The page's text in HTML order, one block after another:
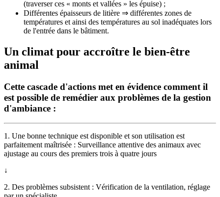
(traverser ces « monts et vallées » les épuise) ;
Différentes épaisseurs de litière ⇒ différentes zones de
températures et ainsi des températures au sol inadéquates lors
de l'entrée dans le bâtiment.
Un climat pour accroître le bien-être
animal
Cette cascade d'actions met en évidence comment il
est possible de remédier aux problèmes de la gestion
d'ambiance :
1. Une bonne technique est disponible et son utilisation est
parfaitement maîtrisée : Surveillance attentive des animaux avec
ajustage au cours des premiers trois à quatre jours
↓
2. Des problèmes subsistent : Vérification de la ventilation, réglage